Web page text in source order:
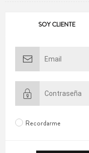
SOY CLIENTE
Recordarme